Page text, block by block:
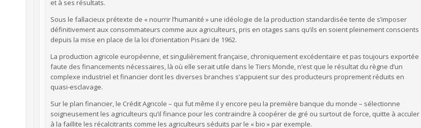
et à ses résultats.
Sous le fallacieux prétexte de « nourrir l’humanité » une idéologie de la production standardisée tente de s’imposer
définitivement aux consommateurs comme aux agriculteurs, pris en otages sans qu’ils en soient pleinement conscients
depuis la mise en place de la loi d’orientation Pisani de 1962.
La production agricole européenne, et singulièrement française, chroniquement excédentaire et pas toujours exportée
faute des financements nécessaires, là où elle serait utile dans le Tiers Monde, n’est que le résultat du règne d’un
complexe industriel et financier dont les diverses branches s’appuient sur des producteurs proprement réduits en
quasi-esclavage.
Sur le plan financier, le Crédit Agricole – qui fut même il y encore peu la première banque du monde – sélectionne
soigneusement les agriculteurs qu’il finance pour les contraindre à coopérer de gré ou surtout de force, quitte à acculer
à la faillite les récalcitrants comme les agriculteurs séduits par le « bio » par exemple.